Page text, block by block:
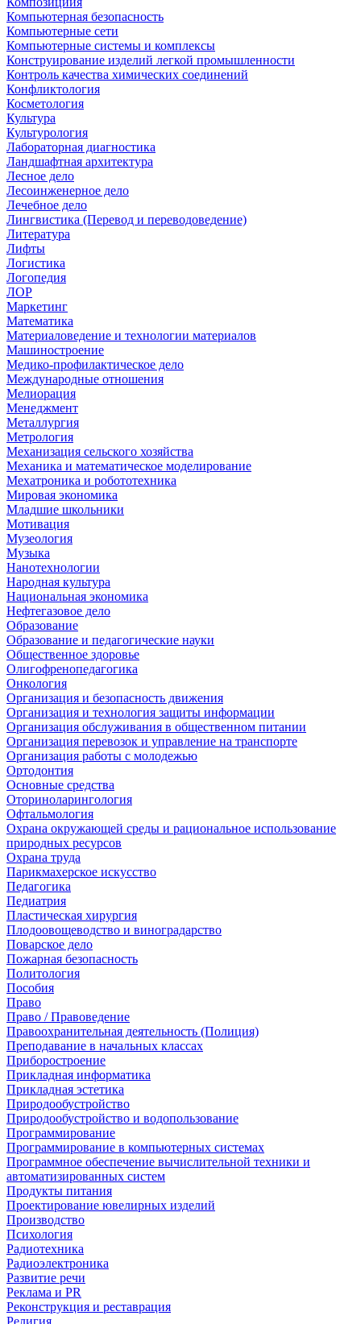
Компьютерная безопасность
Компьютерные сети
Компьютерные системы и комплексы
Конструирование изделий легкой промышленности
Контроль качества химических соединений
Конфликтология
Косметология
Культура
Культурология
Лабораторная диагностика
Ландшафтная архитектура
Лесное дело
Лесоинженерное дело
Лечебное дело
Лингвистика (Перевод и переводоведение)
Литература
Лифты
Логистика
Логопедия
ЛОР
Маркетинг
Математика
Материаловедение и технологии материалов
Машиностроение
Медико-профилактическое дело
Международные отношения
Мелиорация
Менеджмент
Металлургия
Метрология
Механизация сельского хозяйства
Механика и математическое моделирование
Мехатроника и робототехника
Мировая экономика
Младшие школьники
Мотивация
Музеология
Музыка
Нанотехнологии
Народная культура
Национальная экономика
Нефтегазовое дело
Образование
Образование и педагогические науки
Общественное здоровье
Олигофренопедагогика
Онкология
Организация и безопасность движения
Организация и технология защиты информации
Организация обслуживания в общественном питании
Организация перевозок и управление на транспорте
Организация работы с молодежью
Ортодонтия
Основные средства
Оториноларингология
Офтальмология
Охрана окружающей среды и рациональное использование
природных ресурсов
Охрана труда
Парикмахерское искусство
Педагогика
Педиатрия
Пластическая хирургия
Плодоовощеводство и виноградарство
Поварское дело
Пожарная безопасность
Политология
Пособия
Право
Право / Правоведение
Правоохранительная деятельность (Полиция)
Преподавание в начальных классах
Приборостроение
Прикладная информатика
Прикладная эстетика
Природообустройство
Природообустройство и водопользование
Программирование
Программирование в компьютерных системах
Программное обеспечение вычислительной техники и
автоматизированных систем
Продукты питания
Проектирование ювелирных изделий
Производство
Психология
Радиотехника
Радиоэлектроника
Развитие речи
Реклама и PR
Реконструкция и реставрация
Религия